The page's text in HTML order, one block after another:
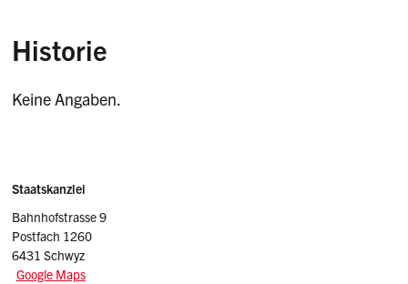
Historie
Keine Angaben.
Sidebar
Adresse
Staatskanzlei
Bahnhofstrasse 9
Postfach 1260
6431 Schwyz
Google Maps